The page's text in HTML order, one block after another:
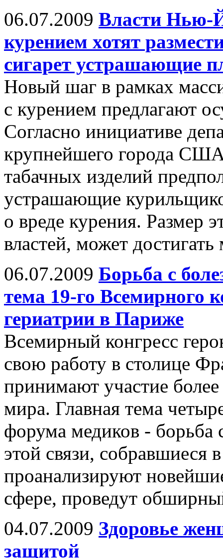
06.07.2009 Власти Нью-
курением хотят
сигарет устрашающие
Новый шаг в рамках
с курением предлагают
Согласно инициативе
крупнейшего города
табачных изделий
устрашающие
о вреде курения. Размер
властей, может
06.07.2009 Борьба с
тема 19-го Всемирного
гериатрии в Париже
Всемирный конгресс
свою работу в столице
принимают участие
мира. Главная тема
форума медиков - борьба
этой связи, собравшиеся
проанализируют
сфере, проведут
04.07.2009 Здоровье
защитой